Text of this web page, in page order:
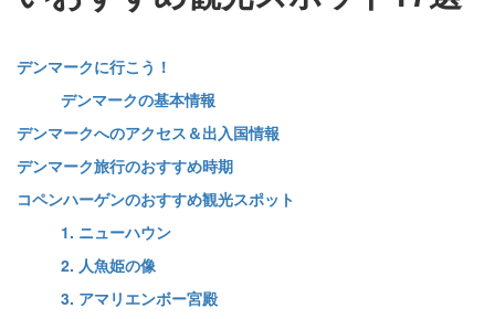
デンマークに行こう！
デンマークの基本情報
デンマークへのアクセス＆出入国情報
デンマーク旅行のおすすめ時期
コペンハーゲンのおすすめ観光スポット
1. ニューハウン
2. 人魚姫の像
3. アマリエンボー宮殿